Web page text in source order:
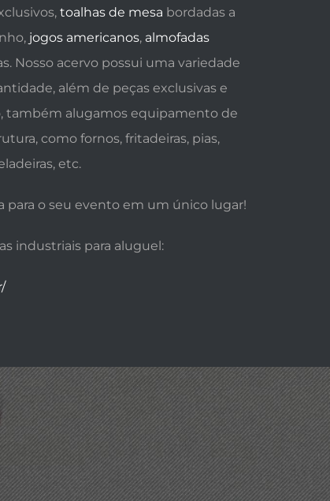
toalhas de mesa bordadas a
jogos americanos, almofadas
Nosso acervo possui uma variedade
além de peças exclusivas e
também alugamos equipamento de
como fornos, fritadeiras, pias,
etc.
para o seu evento em um único lugar!
industriais para aluguel: